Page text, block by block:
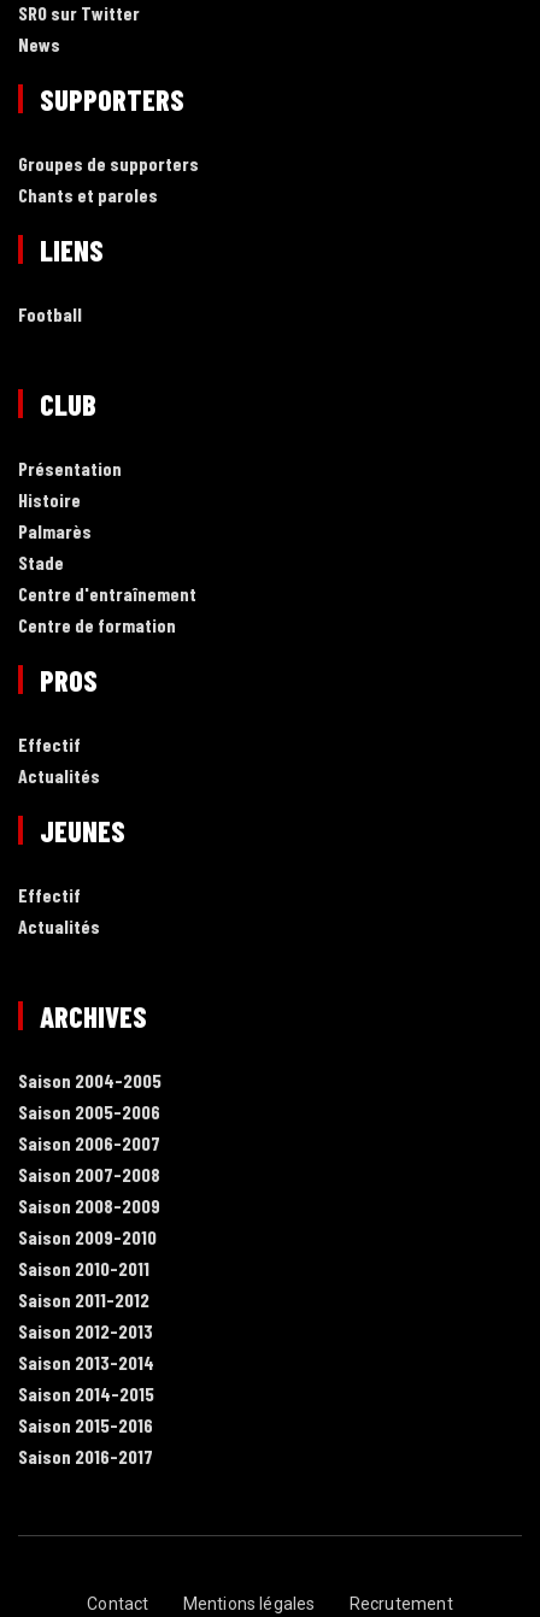
SRO sur Twitter
News
SUPPORTERS
Groupes de supporters
Chants et paroles
LIENS
Football
CLUB
Présentation
Histoire
Palmarès
Stade
Centre d'entraînement
Centre de formation
PROS
Effectif
Actualités
JEUNES
Effectif
Actualités
ARCHIVES
Saison 2004-2005
Saison 2005-2006
Saison 2006-2007
Saison 2007-2008
Saison 2008-2009
Saison 2009-2010
Saison 2010-2011
Saison 2011-2012
Saison 2012-2013
Saison 2013-2014
Saison 2014-2015
Saison 2015-2016
Saison 2016-2017
Contact Mentions légales
Recrutement